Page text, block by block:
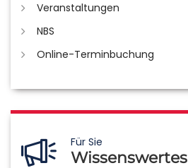
Veranstaltungen
NBS
Online-Terminbuchung
Für Sie
Wissenswertes